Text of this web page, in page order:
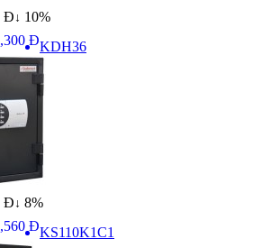
Đ↓ 10%
ĐKDH36
Đ↓ 8%
ĐKS110K1C1